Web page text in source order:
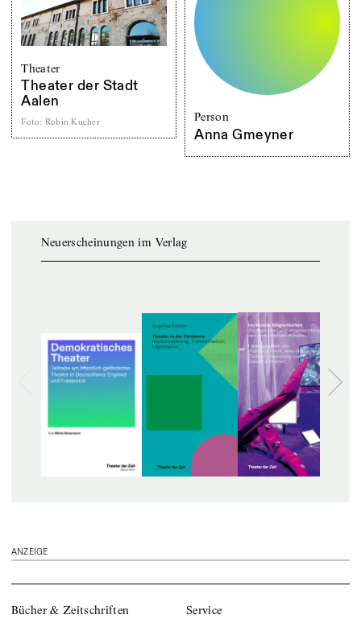
Theater
Theater der Stadt
Aalen
Foto: Robin Kucher Person
Anna Gmeyner
Neuerscheinungen im Verlag
ANZEIGE
Bücher & Zeitschriften Service